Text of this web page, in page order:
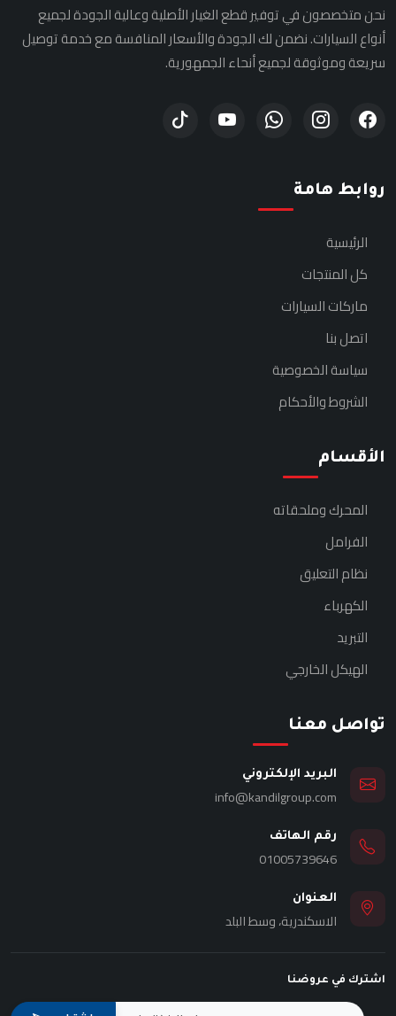
نحن متخصصون في توفير قطع الغيار الأصلية وعالية الجودة لجميع
أنواع السيارات. نضمن لك الجودة والأسعار المنافسة مع خدمة توصيل
سريعة وموثوقة لجميع أنحاء الجمهورية.
روابط هامة
الرئيسية
كل المنتجات
ماركات السيارات
اتصل بنا
سياسة الخصوصية
الشروط والأحكام
الأقسام
المحرك وملحقاته
الفرامل
نظام التعليق
الكهرباء
التبريد
الهيكل الخارجي
تواصل معنا
البريد الإلكتروني
info@kandilgroup.com
رقم الهاتف
01005739646
العنوان
الاسكندرية، وسط البلد
اشترك في عروضنا